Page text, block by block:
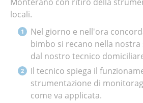
locali.
Nel giorno e nell'ora
bimbo si recano nella nostra
dal nostro tecnico
Il tecnico spiega il
strumentazione di
come va applicata.